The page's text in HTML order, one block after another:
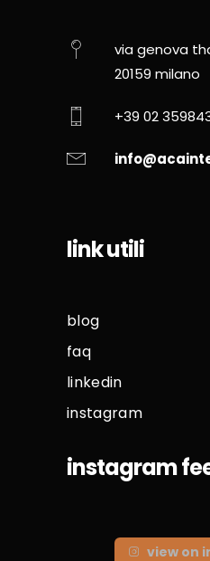
via genova
20159 milano
+39 02
link utili
blog
faq
linkedin
instagram
instagram
view on